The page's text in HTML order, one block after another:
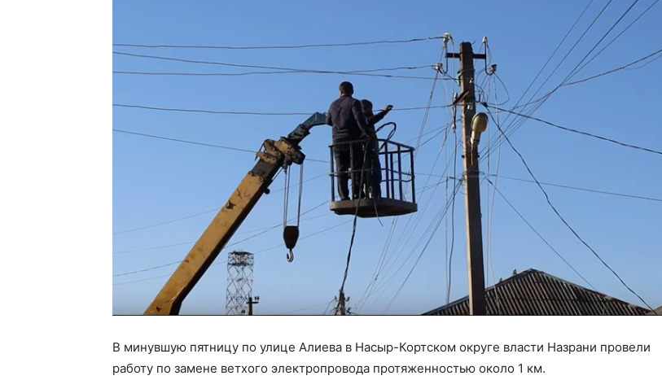
В минувшую пятницу по улице Алиева в Насыр-Кортском округе власти Назрани провели
работу по замене ветхого электропровода протяженностью около 1 км.